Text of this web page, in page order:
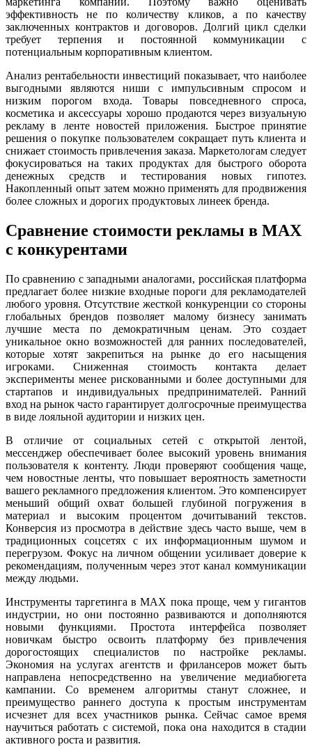
эффективность не по количеству кликов, а по качеству
заключенных контрактов и договоров. Долгий цикл сделки
требует терпения и постоянной коммуникации с
потенциальным корпоративным клиентом.
Анализ рентабельности инвестиций показывает, что наиболее
выгодными являются ниши с импульсивным спросом и
низким порогом входа. Товары повседневного спроса,
косметика и аксессуары хорошо продаются через визуальную
рекламу в ленте новостей приложения. Быстрое принятие
решения о покупке пользователем сокращает путь клиента и
снижает стоимость привлечения заказа. Маркетологам следует
фокусироваться на таких продуктах для быстрого оборота
денежных средств и тестирования новых гипотез.
Накопленный опыт затем можно применять для продвижения
более сложных и дорогих продуктовых линеек бренда.
Сравнение стоимости рекламы в MAX
с конкурентами
По сравнению с западными аналогами, российская платформа
предлагает более низкие входные пороги для рекламодателей
любого уровня. Отсутствие жесткой конкуренции со стороны
глобальных брендов позволяет малому бизнесу занимать
лучшие места по демократичным ценам. Это создает
уникальное окно возможностей для ранних последователей,
которые хотят закрепиться на рынке до его насыщения
игроками. Сниженная стоимость контакта делает
эксперименты менее рискованными и более доступными для
стартапов и индивидуальных предпринимателей. Ранний
вход на рынок часто гарантирует долгосрочные преимущества
в виде лояльной аудитории и низких цен.
В отличие от социальных сетей с открытой лентой,
мессенджер обеспечивает более высокий уровень внимания
пользователя к контенту. Люди проверяют сообщения чаще,
чем новостные ленты, что повышает вероятность заметности
вашего рекламного предложения клиентом. Это компенсирует
меньший общий охват большей глубиной погружения в
материал и высоким процентом дочитываний текстов.
Конверсия из просмотра в действие здесь часто выше, чем в
традиционных соцсетях с их информационным шумом и
перегрузом. Фокус на личном общении усиливает доверие к
рекомендациям, полученным через этот канал коммуникации
между людьми.
Инструменты таргетинга в MAX пока проще, чем у гигантов
индустрии, но они постоянно развиваются и дополняются
новыми функциями. Простота интерфейса позволяет
новичкам быстро освоить платформу без привлечения
дорогостоящих специалистов по настройке рекламы.
Экономия на услугах агентств и фрилансеров может быть
направлена непосредственно на увеличение медиабюгета
кампании. Со временем алгоритмы станут сложнее, и
преимущество раннего доступа к простым инструментам
исчезнет для всех участников рынка. Сейчас самое время
научиться работать с системой, пока она находится в стадии
активного роста и развития.